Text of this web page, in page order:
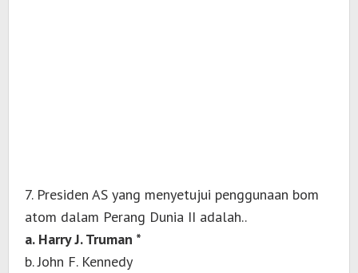
7. Presiden AS yang menyetujui penggunaan bom
atom dalam Perang Dunia II adalah..
a. Harry J. Truman *
b. John F. Kennedy